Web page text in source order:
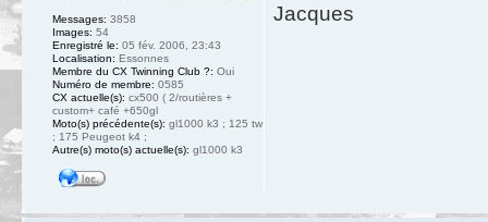
Jacques
Messages: 3858
Images: 54
Enregistré le: 05 fév. 2006, 23:43
Localisation: Essonnes
Membre du CX Twinning Club ?: Oui
Numéro de membre: 0585
CX actuelle(s): cx500 ( 2/routières +
custom+ café +650gl
Moto(s) précédente(s): gl1000 k3 ; 125 tw
; 175 Peugeot k4 ;
Autre(s) moto(s) actuelle(s): gl1000 k3